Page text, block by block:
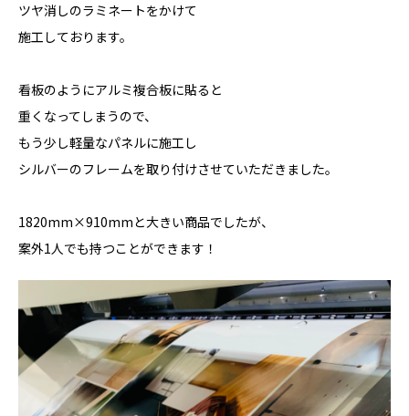
ツヤ消しのラミネートをかけて
施工しております。
看板のようにアルミ複合板に貼ると
重くなってしまうので、
もう少し軽量なパネルに施工し
シルバーのフレームを取り付けさせていただきました。
1820mm×910mmと大きい商品でしたが、
案外1人でも持つことができます！